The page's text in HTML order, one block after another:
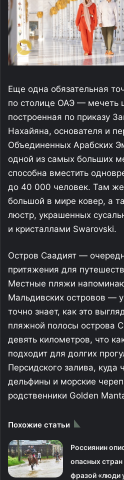
Еще одна обязательная
по столице ОАЭ — мечеть
построенная по приказу
Нахайяна, основателя и
Объединенных Арабских
одной из самых больших
способна вместить
до 40 000 человек. Там
большой в мире ковер, а
люстр, украшенных
и кристаллами Swarovski.
Остров Саадият —
притяжения для
Местные пляжи
Мальдивских островов —
точно знает, как это
пляжной полосы острова
девять километров, что
подходит для долгих
Персидского залива, куда
дельфины и морские
родственники Golden
Похожие статьи
Россиянин
опасных
фразой «люди